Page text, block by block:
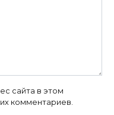
сайта в этом
комментариев.